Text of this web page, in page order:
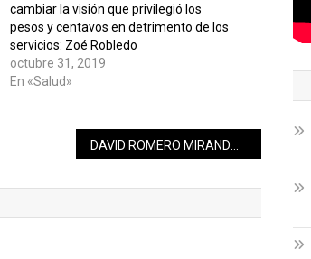
cambiar la visión que privilegió los
pesos y centavos en detrimento de los
servicios: Zoé Robledo
octubre 31, 2019
En «Salud»